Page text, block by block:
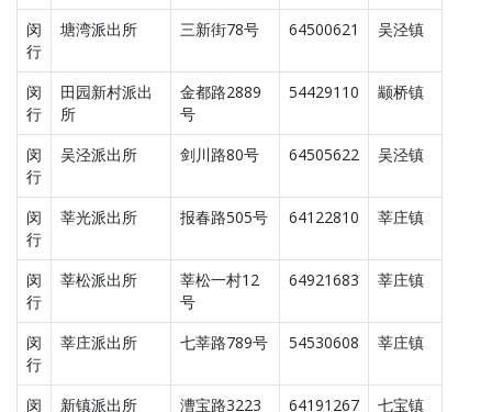
闵
行
塘湾派出所 三新街78号 64500621 吴泾镇
闵
行
田园新村派出
所
金都路2889
号
54429110 颛桥镇
闵
行
吴泾派出所 剑川路80号 64505622 吴泾镇
闵
行
莘光派出所 报春路505号 64122810 莘庄镇
闵
行
莘松派出所
莘松一村12
号
64921683 莘庄镇
闵
行
莘庄派出所 七莘路789号 54530608 莘庄镇
闵 新镇派出所 漕宝路3223 64191267 七宝镇